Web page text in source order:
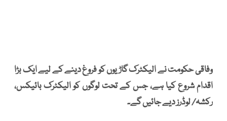
وفاقی حکومت نے الیکٹرک گاڑیوں کو فروغ دینے کے لیے ایک بڑا
اقدام شروع کیا ہے، جس کے تحت لوگوں کو الیکٹرک بائیکس،
رکشہ/ لوڈرز دیے جائیں گے۔